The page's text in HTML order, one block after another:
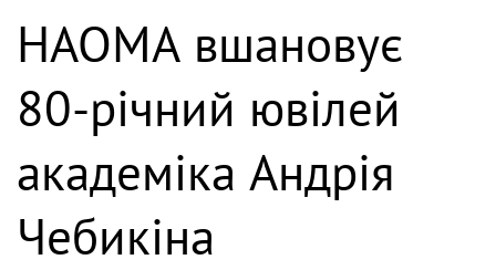
НАОМА вшановує
80-річний ювілей
академіка Андрія
Чебикіна